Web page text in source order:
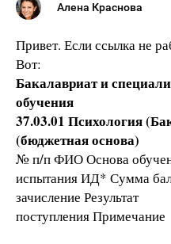
Алена Краснова
Привет. Если ссылка не
Вот:
Бакалавриат и
обучения
37.03.01 Психология
(бюджетная основа)
№ п/п ФИО Основа
испытания ИД* Сумма
зачисление Результат
поступления Примечание